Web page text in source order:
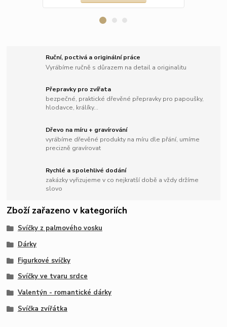
Ruční, poctivá a originální práce
Vyrábíme ručně s důrazem na detail a originalitu
Přepravky pro zvířata
bezpečné, praktické dřevěné přepravky pro papoušky,
hlodavce, králíky...
Dřevo na míru + gravírování
vyrábíme dřevěné produkty na míru dle přání, umíme
precizně gravírovat
Rychlé a spolehlivé dodání
zakázky vyřizujeme v co nejkratší době a vždy držíme
slovo
Zboží zařazeno v kategoriích
Svíčky z palmového vosku
Dárky
Figurkové svíčky
Svíčky ve tvaru srdce
Valentýn - romantické dárky
Svíčka zvířátka